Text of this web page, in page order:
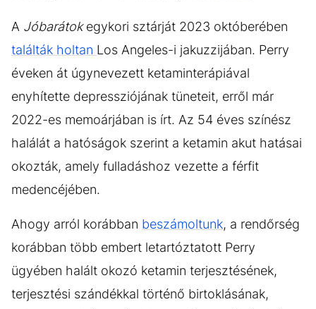
A Jóbarátokegykori sztárját 2023 októberében
találták holtan Los Angeles-i jakuzzijában. Perry
éveken át úgynevezett ketaminterápiával
enyhítette depressziójának tüneteit, erről már
2022-es memoárjában is írt. Az 54 éves színész
halálát a hatóságok szerint a ketamin akut hatásai
okozták, amely fulladáshoz vezette a férfit
medencéjében.
Ahogy arról korábban beszámoltunk, a rendőrség
korábban több embert letartóztatott Perry
ügyében halált okozó ketamin terjesztésének,
terjesztési szándékkal történő birtoklásának,